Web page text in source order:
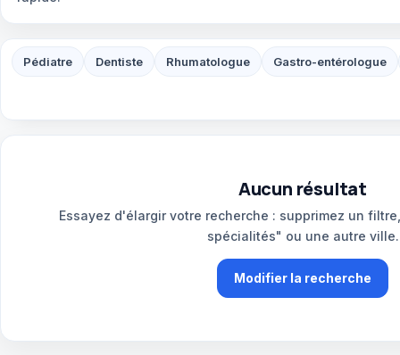
Pédiatre Dentiste Rhumatologue Gastro-entérologue
Aucun résultat
Essayez d'élargir votre recherche : supprimez un
spécialités" ou une autre ville.
Modifier la recherche